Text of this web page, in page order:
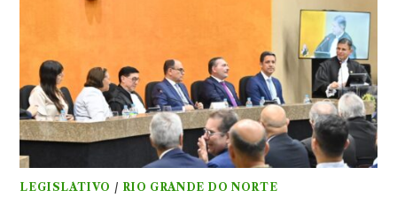
LEGISLATIVO / RIO GRANDE DO NORTE